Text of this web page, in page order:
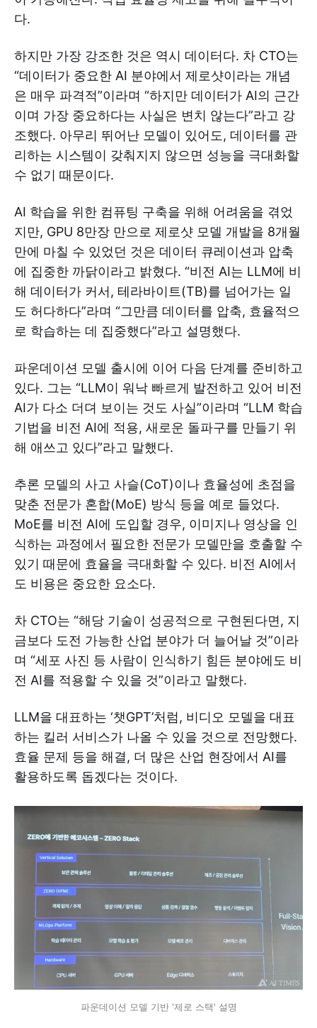
다.
하지만 가장 강조한 것은 역시 데이터다. 차 CTO는
“데이터가 중요한 AI 분야에서 제로샷이라는 개념
은 매우 파격적”이라며 “하지만 데이터가 AI의 근간
이며 가장 중요하다는 사실은 변치 않는다”라고 강
조했다. 아무리 뛰어난 모델이 있어도, 데이터를 관
리하는 시스템이 갖춰지지 않으면 성능을 극대화할
수 없기 때문이다.
AI 학습을 위한 컴퓨팅 구축을 위해 어려움을 겪었
지만, GPU 8만장 만으로 제로샷 모델 개발을 8개월
만에 마칠 수 있었던 것은 데이터 큐레이션과 압축
에 집중한 까닭이라고 밝혔다. “비전 AI는 LLM에 비
해 데이터가 커서, 테라바이트(TB)를 넘어가는 일
도 허다하다”라며 “그만큼 데이터를 압축, 효율적으
로 학습하는 데 집중했다”라고 설명했다.
파운데이션 모델 출시에 이어 다음 단계를 준비하고
있다. 그는 “LLM이 워낙 빠르게 발전하고 있어 비전
AI가 다소 더뎌 보이는 것도 사실”이라며 “LLM 학습
기법을 비전 AI에 적용, 새로운 돌파구를 만들기 위
해 애쓰고 있다”라고 말했다.
추론 모델의 사고 사슬(CoT)이나 효율성에 초점을
맞춘 전문가 혼합(MoE) 방식 등을 예로 들었다.
MoE를 비전 AI에 도입할 경우, 이미지나 영상을 인
식하는 과정에서 필요한 전문가 모델만을 호출할 수
있기 때문에 효율을 극대화할 수 있다. 비전 AI에서
도 비용은 중요한 요소다.
차 CTO는 “해당 기술이 성공적으로 구현된다면, 지
금보다 도전 가능한 산업 분야가 더 늘어날 것”이라
며 “세포 사진 등 사람이 인식하기 힘든 분야에도 비
전 AI를 적용할 수 있을 것”이라고 말했다.
LLM을 대표하는 ‘챗GPT’처럼, 비디오 모델을 대표
하는 킬러 서비스가 나올 수 있을 것으로 전망했다.
효율 문제 등을 해결, 더 많은 산업 현장에서 AI를
활용하도록 돕겠다는 것이다.
파운데이션 모델 기반 '제로 스택' 설명